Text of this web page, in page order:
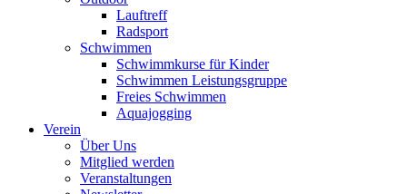
Lauftreff
Radsport
Schwimmen
Schwimmkurse für Kinder
Schwimmen Leistungsgruppe
Freies Schwimmen
Aquajogging
Verein
Über Uns
Mitglied werden
Veranstaltungen